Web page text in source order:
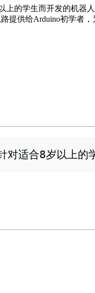
的学生而开发的机器
提供给Arduino初学者
合8岁以上的学